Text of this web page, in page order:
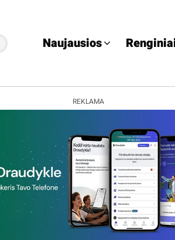
Naujausios
REKLAMA